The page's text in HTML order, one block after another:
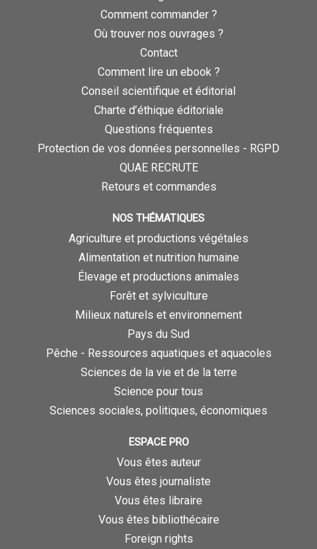
Comment commander ?
Où trouver nos ouvrages ?
Contact
Comment lire un ebook ?
Conseil scientifique et éditorial
Charte d’éthique éditoriale
Questions fréquentes
Protection de vos données personnelles - RGPD
QUAE RECRUTE
Retours et commandes
NOS THÉMATIQUES
Agriculture et productions végétales
Alimentation et nutrition humaine
Élevage et productions animales
Forêt et sylviculture
Milieux naturels et environnement
Pays du Sud
Pêche - Ressources aquatiques et aquacoles
Sciences de la vie et de la terre
Science pour tous
Sciences sociales, politiques, économiques
ESPACE PRO
Vous êtes auteur
Vous êtes journaliste
Vous êtes libraire
Vous êtes bibliothécaire
Foreign rights